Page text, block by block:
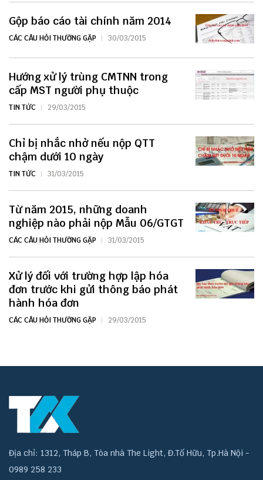
Gộp báo cáo tài chính năm 2014
CÁC CÂU HỎI THƯỜNG GẶP 30/03/2015
Hướng xử lý trùng CMTNN trong
cấp MST người phụ thuộc
TIN TỨC 29/03/2015
Chỉ bị nhắc nhở nếu nộp QTT
chậm dưới 10 ngày
TIN TỨC 31/03/2015
Từ năm 2015, những doanh
nghiệp nào phải nộp Mẫu 06/GTGT
CÁC CÂU HỎI THƯỜNG GẶP 31/03/2015
Xử lý đối với trường hợp lập hóa
đơn trước khi gửi thông báo phát
hành hóa đơn
CÁC CÂU HỎI THƯỜNG GẶP 29/03/2015
Địa chỉ: 1312, Tháp B, Tòa nhà The Light, Đ.Tố Hữu, Tp.Hà Nội -
0989 258 233